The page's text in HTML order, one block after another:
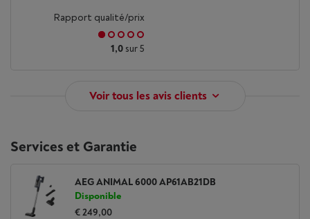
Rapport qualité/prix
1,0 sur 5
Voir tous les avis clients
Services et Garantie
AEG ANIMAL 6000 AP61AB21DB
Disponible
€ 249,00